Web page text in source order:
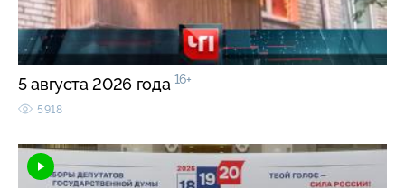
5 августа 2026 года 16+
5918